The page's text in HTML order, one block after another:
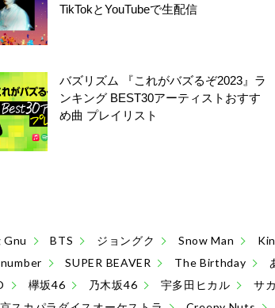
TikTokとYouTubeで生配信
バズリズム 『これがバズるぞ2023』ラ
ンキング BEST30アーティストおすす
め曲 プレイリスト
Gnu BTS ジョングク Snow Man
SUPER BEAVER The Birthday
欅坂46 乃木坂46 宇多田ヒカル サ